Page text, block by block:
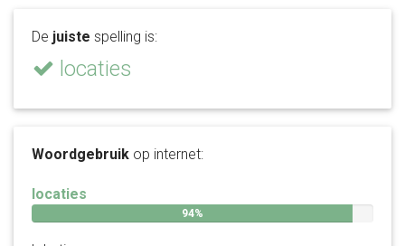
De juiste spelling is:
locaties
Woordgebruik op internet:
locaties
94%